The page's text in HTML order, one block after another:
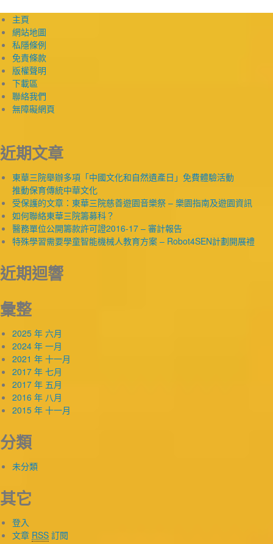
主頁
網站地圖
私隱條例
免責條款
版權聲明
下載區
聯絡我們
無障礙網頁
近期文章
東華三院舉辦多項「中國文化和自然遺產日」免費體驗活動
推動保育傳統中華文化
受保護的文章：東華三院慈善遊園音樂祭 – 樂園指南及遊園資訊
如何聯絡東華三院籌募科？
醫務單位公開籌款許可證2016-17 – 審計報告
特殊學習需要學童智能機械人教育方案 – Robot4SEN計劃開展禮
近期迴響
彙整
2025 年 六月
2024 年 一月
2021 年 十一月
2017 年 七月
2017 年 五月
2016 年 八月
2015 年 十一月
分類
未分類
其它
登入
文章 RSS 訂閱